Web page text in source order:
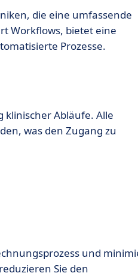
die eine umfassende
Workflows, bietet eine
Prozesse.
Abläufe. Alle
was den Zugang zu
und
Sie den